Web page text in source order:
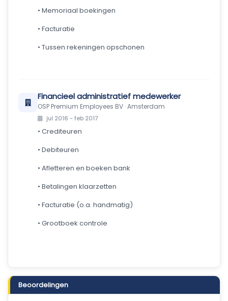
• Memoriaal boekingen
• Facturatie
• Tussen rekeningen opschonen
Financieel administratief medewerker
OSP Premium Employees BV · Amsterdam
jul 2016 - feb 2017
• Crediteuren
• Debiteuren
• Afletteren en boeken bank
• Betalingen klaarzetten
• Facturatie (o.a. handmatig)
• Grootboek controle
Beoordelingen